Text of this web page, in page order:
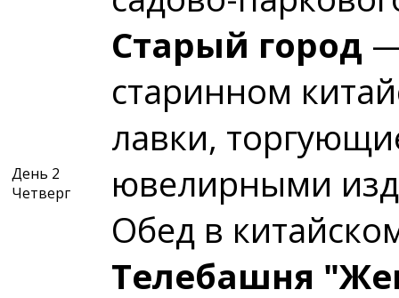
День 2
Четверг
Старый город
старинном
лавки,
ювелирными
Обед в
Телебашня